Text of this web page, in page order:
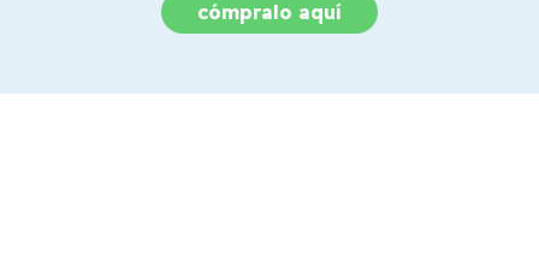
cómpralo aquí